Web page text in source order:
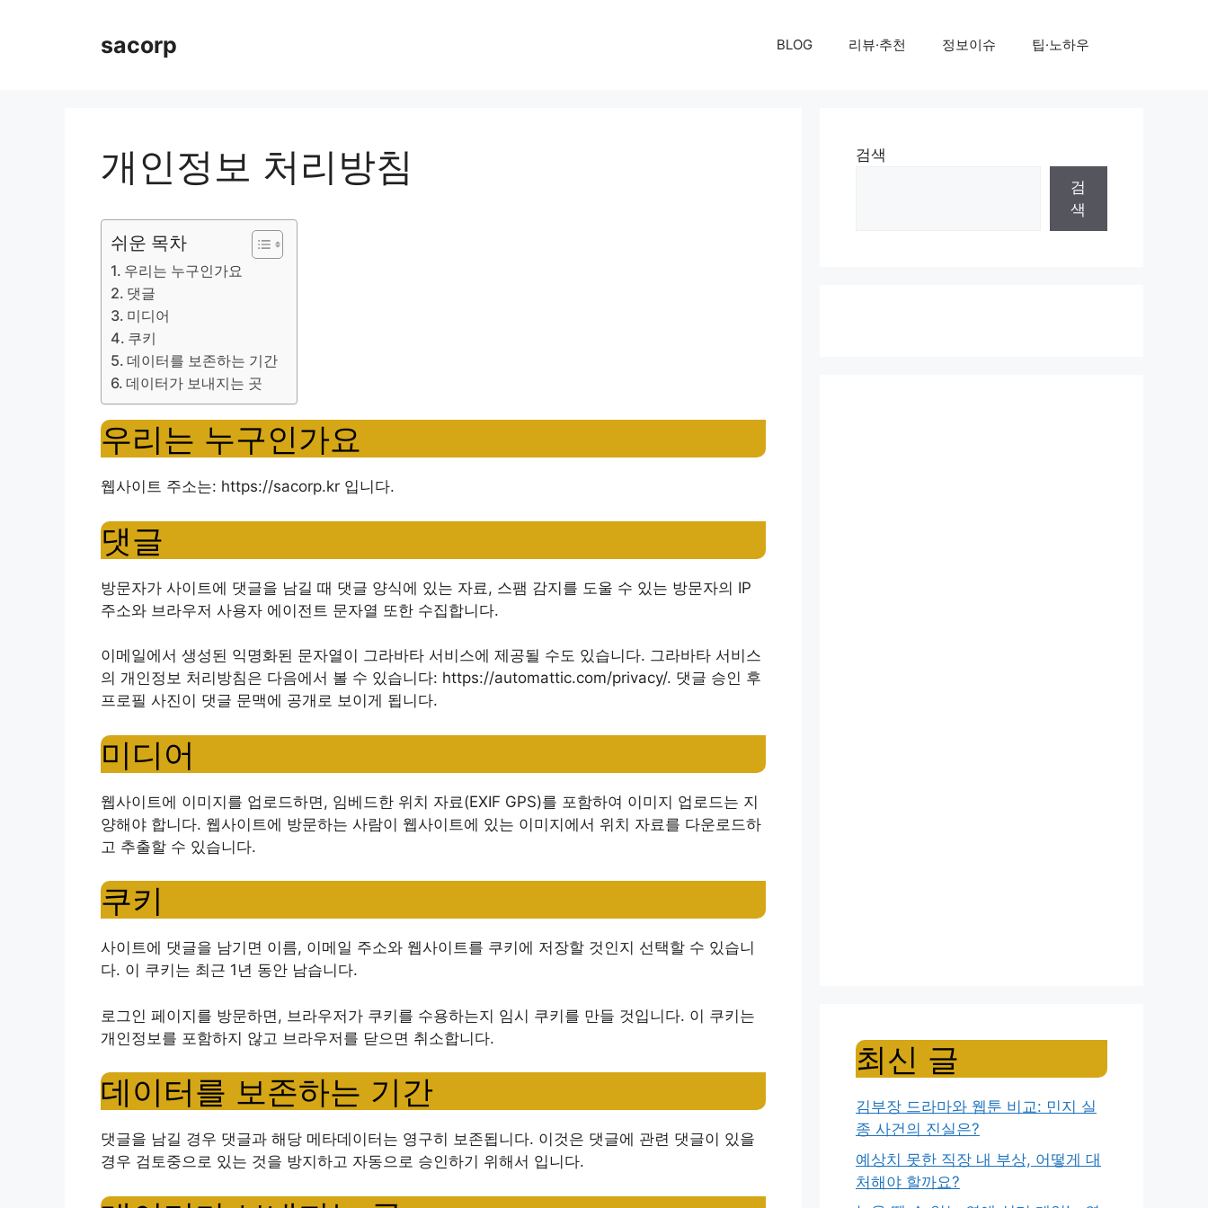
sacorp BLOG 리뷰·추천 정보이슈 팁·노하우
개인정보 처리방침
쉬운 목차
우리는 누구인가요
댓글
미디어
쿠키
데이터를 보존하는 기간
데이터가 보내지는 곳
우리는 누구인가요
웹사이트 주소는: https://sacorp.kr 입니다.
댓글
방문자가 사이트에 댓글을 남길 때 댓글 양식에 있는 자료, 스팸 감지를 도울 수 있는 방문자의 IP
주소와 브라우저 사용자 에이전트 문자열 또한 수집합니다.
이메일에서 생성된 익명화된 문자열이 그라바타 서비스에 제공될 수도 있습니다. 그라바타 서비스
의 개인정보 처리방침은 다음에서 볼 수 있습니다: https://automattic.com/privacy/. 댓글 승인 후
프로필 사진이 댓글 문맥에 공개로 보이게 됩니다.
미디어
웹사이트에 이미지를 업로드하면, 임베드한 위치 자료(EXIF GPS)를 포함하여 이미지 업로드는 지
양해야 합니다. 웹사이트에 방문하는 사람이 웹사이트에 있는 이미지에서 위치 자료를 다운로드하
고 추출할 수 있습니다.
쿠키
사이트에 댓글을 남기면 이름, 이메일 주소와 웹사이트를 쿠키에 저장할 것인지 선택할 수 있습니
다. 이 쿠키는 최근 1년 동안 남습니다.
로그인 페이지를 방문하면, 브라우저가 쿠키를 수용하는지 임시 쿠키를 만들 것입니다. 이 쿠키는
개인정보를 포함하지 않고 브라우저를 닫으면 취소합니다.
데이터를 보존하는 기간
댓글을 남길 경우 댓글과 해당 메타데이터는 영구히 보존됩니다. 이것은 댓글에 관련 댓글이 있을
경우 검토중으로 있는 것을 방지하고 자동으로 승인하기 위해서 입니다.
검색
검
색
최신 글
김부장 드라마와 웹툰 비교: 민지 실
종 사건의 진실은?
예상치 못한 직장 내 부상, 어떻게 대
처해야 할까요?